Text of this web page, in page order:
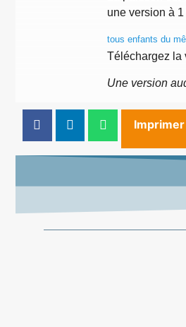
une version à
tous enfants du
Téléchargez la
Une version
Imprimer